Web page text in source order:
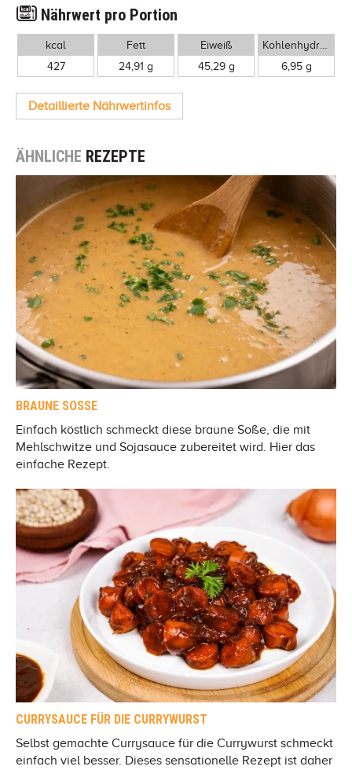
Nährwert pro Portion
kcal
427
Fett
24,91 g
Eiweiß
45,29 g
Kohlenhydrate
6,95 g
Detaillierte Nährwertinfos
ÄHNLICHE REZEPTE
BRAUNE SOSSE
Einfach köstlich schmeckt diese braune Soße, die mit
Mehlschwitze und Sojasauce zubereitet wird. Hier das
einfache Rezept.
CURRYSAUCE FÜR DIE CURRYWURST
Selbst gemachte Currysauce für die Currywurst schmeckt
einfach viel besser. Dieses sensationelle Rezept ist daher